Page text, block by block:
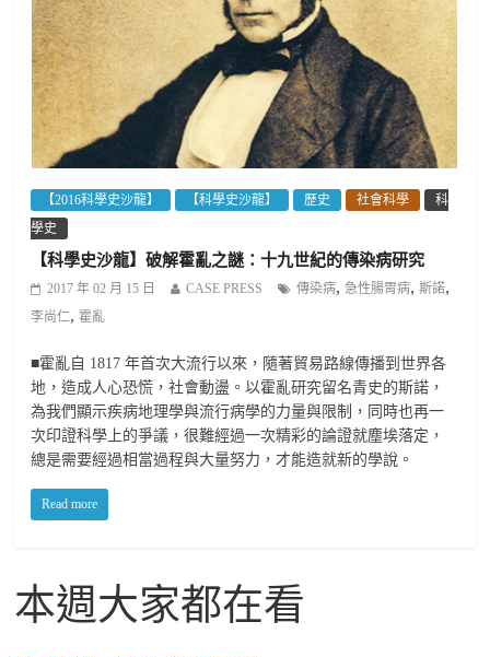
【2016科學史沙龍】 【科學史沙龍】 歷史 社會科學
科
學史
【科學史沙龍】破解霍亂之謎：十九世紀的傳染病研究
2017 年 02 月 15 日 CASE PRESS 傳染病,急性腸胃病,斯諾,
李尚仁, 霍亂
■霍亂自 1817 年首次大流行以來，隨著貿易路線傳播到世界各
地，造成人心恐慌，社會動盪。以霍亂研究留名青史的斯諾，
為我們顯示疾病地理學與流行病學的力量與限制，同時也再一
次印證科學上的爭議，很難經過一次精彩的論證就塵埃落定，
總是需要經過相當過程與大量努力，才能造就新的學說。
Read more
本週大家都在看